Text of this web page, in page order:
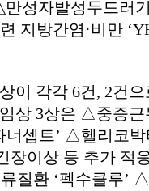
만성자발성두드러
지방간염·비만
이 각각 6건, 2건
상 3상은 △중증근
너셉트’ △헬리코
장이상 등 추가 적
질환 ‘펙수클루’